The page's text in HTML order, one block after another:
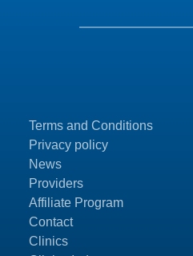
Terms and Conditions
Privacy policy
News
Providers
Affiliate Program
Contact
Clinics